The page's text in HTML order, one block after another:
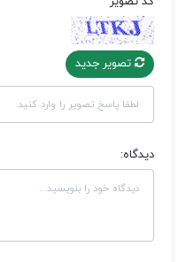
تصویر جدید
دیدگاه: